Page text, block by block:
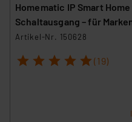
Homematic IP Smart
Schaltausgang – für
Artikel-Nr. 150628
1 2 3 4 5 (19)